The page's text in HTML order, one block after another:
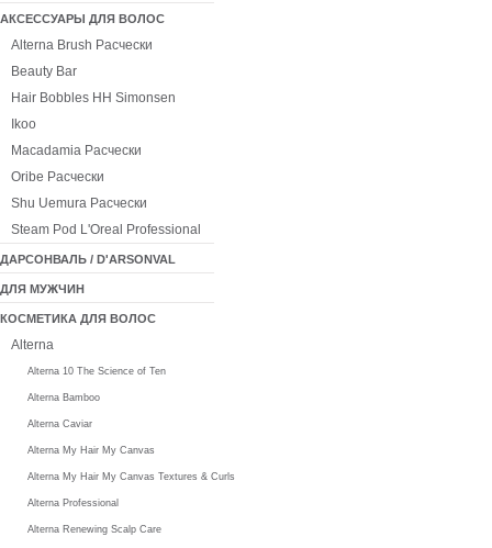
АКСЕССУАРЫ ДЛЯ ВОЛОС
Alterna Brush Расчески
Beauty Bar
Hair Bobbles HH Simonsen
Ikoo
Macadamia Расчески
Oribe Расчески
Shu Uemura Расчески
Steam Pod L'Oreal Professional
ДАРСОНВАЛЬ / D'ARSONVAL
ДЛЯ МУЖЧИН
КОСМЕТИКА ДЛЯ ВОЛОС
Alterna
Alterna 10 The Science of Ten
Alterna Bamboo
Alterna Caviar
Alterna My Hair My Canvas
Alterna My Hair My Canvas Textures & Curls
Alterna Professional
Alterna Renewing Scalp Care